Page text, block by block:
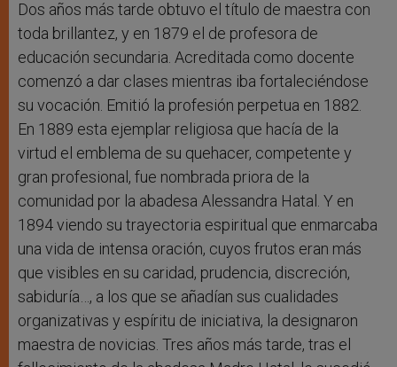
Dos años más tarde obtuvo el título de maestra con
toda brillantez, y en 1879 el de profesora de
educación secundaria. Acreditada como docente
comenzó a dar clases mientras iba fortaleciéndose
su vocación. Emitió la profesión perpetua en 1882.
En 1889 esta ejemplar religiosa que hacía de la
virtud el emblema de su quehacer, competente y
gran profesional, fue nombrada priora de la
comunidad por la abadesa Alessandra Hatal. Y en
1894 viendo su trayectoria espiritual que enmarcaba
una vida de intensa oración, cuyos frutos eran más
que visibles en su caridad, prudencia, discreción,
sabiduría…, a los que se añadían sus cualidades
organizativas y espíritu de iniciativa, la designaron
maestra de novicias. Tres años más tarde, tras el